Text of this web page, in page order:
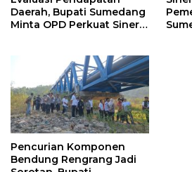
Daerah, Bupati Sumedang
Minta OPD Perkuat Sinergi
Pencurian Komponen
Bendung Rengrang Jadi